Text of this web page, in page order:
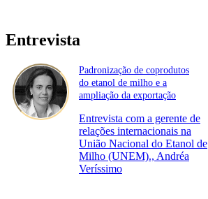
Entrevista
Padronização de coprodutos
do etanol de milho e a
ampliação da exportação
Entrevista com a gerente de
relações internacionais na
União Nacional do Etanol de
Milho (UNEM)., Andréa
Veríssimo